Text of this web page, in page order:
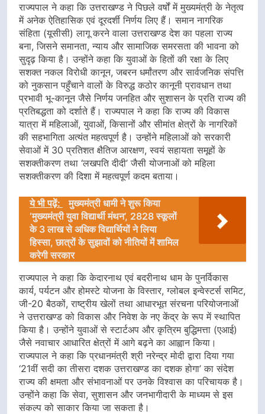
राज्यपाल ने कहा कि उत्तराखण्ड ने पिछले वर्षों में मुख्यमंत्री के नेतृत्व
में अनेक ऐतिहासिक एवं दूरदर्शी निर्णय लिए हैं। समान नागरिक
संहिता (यूसीसी) लागू करने वाला उत्तराखण्ड देश का पहला राज्य
बना, जिसने समानता, न्याय और सामाजिक समरसता की भावना को
सुदृढ़ किया है। उन्होंने कहा कि युवाओं के हितों की रक्षा के लिए
सशक्त नकल विरोधी कानून, जबरन धर्मांतरण और सार्वजनिक संपत्ति
को नुकसान पहुँचाने वालों के विरुद्ध कठोर कानूनी प्रावधान तथा
प्रभावी भू-कानून जैसे निर्णय जनहित और सुशासन के प्रति राज्य की
प्रतिबद्धता को दर्शाते हैं। राज्यपाल ने कहा कि राज्य की विकास
यात्रा में महिलाओं, युवाओं, किसानों और सीमांत क्षेत्रों के नागरिकों
की सहभागिता अत्यंत महत्वपूर्ण है। उन्होंने महिलाओं को सरकारी
सेवाओं में 30 प्रतिशत क्षैतिज आरक्षण, स्वयं सहायता समूहों के
सशक्तीकरण तथा ‘लखपति दीदी’ जैसी योजनाओं को महिला
सशक्तीकरण की दिशा में महत्वपूर्ण कदम बताया।
ये भी पढ़ें:
मुख्यमंत्री धामी ने शुरू किया
‘मुख्यमंत्री युवा विद्यार्थी मंथन’, 2828 स्कूलों
के 3 लाख से अधिक विद्यार्थियों ने लिया
हिस्सा, छात्रों के सुझावों को नीतियों में शामिल
करेगी सरकार
राज्यपाल ने कहा कि केदारनाथ एवं बदरीनाथ धाम के पुनर्विकास
कार्य, पर्यटन और होमस्टे योजना के विस्तार, ग्लोबल इन्वेस्टर्स समिट,
जी-20 बैठकों, राष्ट्रीय खेलों तथा आधारभूत संरचना परियोजनाओं
ने उत्तराखण्ड को विकास और निवेश के नए केंद्र के रूप में स्थापित
किया है। उन्होंने युवाओं से स्टार्टअप और कृत्रिम बुद्धिमत्ता (एआई)
जैसे नवाचार आधारित क्षेत्रों में आगे बढ़ने का आह्वान किया।
राज्यपाल ने कहा कि प्रधानमंत्री श्री नरेन्द्र मोदी द्वारा दिया गया
‘21वीं सदी का तीसरा दशक उत्तराखण्ड का दशक होगा’ का संदेश
राज्य की क्षमता और संभावनाओं पर उनके विश्वास का परिचायक है।
उन्होंने कहा कि सेवा, सुशासन और जनभागीदारी के माध्यम से इस
संकल्प को साकार किया जा सकता है।